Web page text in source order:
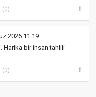
(0)
2026 11:19
Harika bir insan tahlili
(0)